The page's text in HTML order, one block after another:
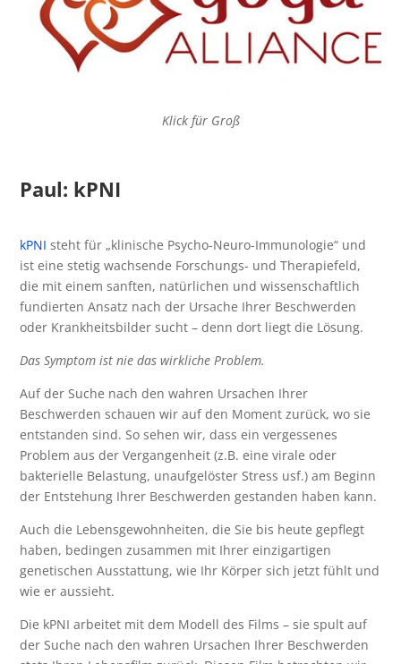
Klick für Groß
Paul: kPNI
kPNIsteht für „klinische Psycho-Neuro-Immunologie“ und
ist eine stetig wachsende Forschungs- und Therapiefeld,
die mit einem sanften, natürlichen und wissenschaftlich
fundierten Ansatz nach der Ursache Ihrer Beschwerden
oder Krankheitsbilder sucht – denn dort liegt die Lösung.
Das Symptom ist nie das wirkliche Problem.
Auf der Suche nach den wahren Ursachen Ihrer
Beschwerden schauen wir auf den Moment zurück, wo sie
entstanden sind. So sehen wir, dass ein vergessenes
Problem aus der Vergangenheit (z.B. eine virale oder
bakterielle Belastung, unaufgelöster Stress usf.) am Beginn
der Entstehung Ihrer Beschwerden gestanden haben kann.
Auch die Lebensgewohnheiten, die Sie bis heute gepflegt
haben, bedingen zusammen mit Ihrer einzigartigen
genetischen Ausstattung, wie Ihr Körper sich jetzt fühlt und
wie er aussieht.
Die kPNI arbeitet mit dem Modell des Films – sie spult auf
der Suche nach den wahren Ursachen Ihrer Beschwerden